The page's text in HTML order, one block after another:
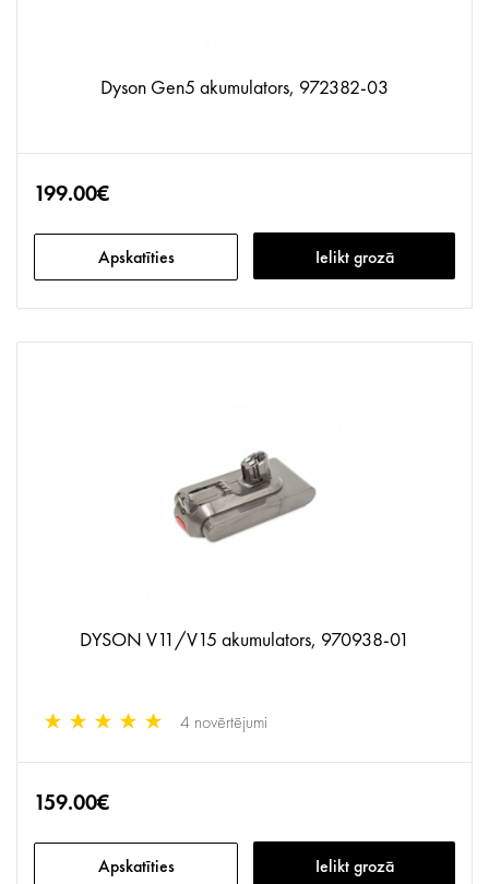
Dyson Gen5 akumulators, 972382-03
199.00€
Apskatīties Ielikt grozā
DYSON V11/V15 akumulators, 970938-01
4 novērtējumi
159.00€
Apskatīties Ielikt grozā